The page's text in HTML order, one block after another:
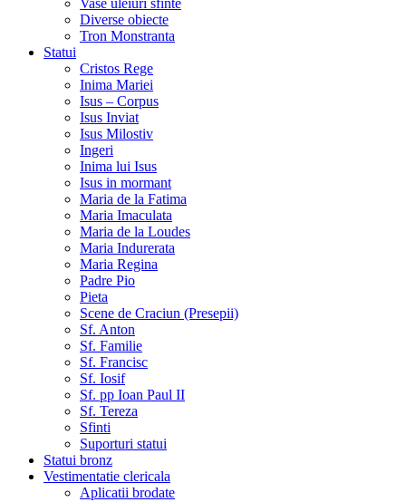
Vase uleiuri sfinte
Diverse obiecte
Tron Monstranta
Statui
Cristos Rege
Inima Mariei
Isus – Corpus
Isus Inviat
Isus Milostiv
Ingeri
Inima lui Isus
Isus in mormant
Maria de la Fatima
Maria Imaculata
Maria de la Loudes
Maria Indurerata
Maria Regina
Padre Pio
Pieta
Scene de Craciun (Presepii)
Sf. Anton
Sf. Familie
Sf. Francisc
Sf. Iosif
Sf. pp Ioan Paul II
Sf. Tereza
Sfinti
Suporturi statui
Statui bronz
Vestimentatie clericala
Aplicatii brodate